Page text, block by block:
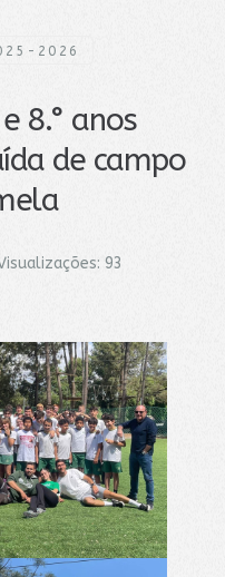
2026
8.° anos
de campo
93